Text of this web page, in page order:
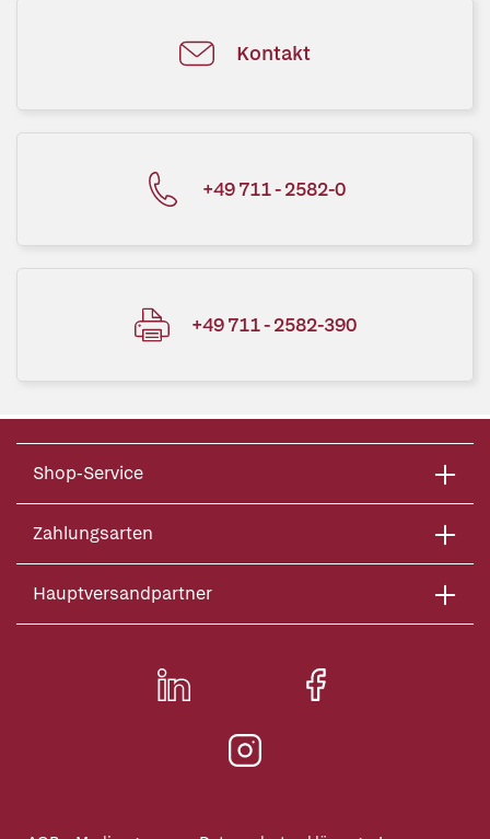
Kontakt
+49 711 - 2582-0
+49 711 - 2582-390
Shop-Service
Zahlungsarten
Hauptversandpartner